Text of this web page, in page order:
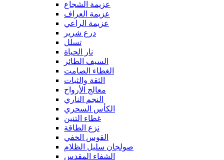
عزيمة الشجاع
عزيمة العراف
عزيمة الراعي
درع شرير
تسلل
نار الحياة
السيف الطائر
الغطاء الصامت
الثقة والثبات
معالج الأرواح
النجم الناري
الكأس السحري
غطاء التنين
نزع الطاقة
القوس الخفي
صولجان سليل الظلام
الشفاء المقدس